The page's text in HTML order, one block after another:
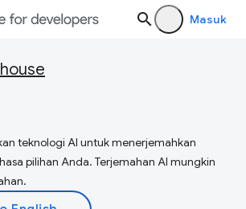
Masuk
teknologi AI untuk menerjemahkan
pilihan Anda. Terjemahan AI mungkin